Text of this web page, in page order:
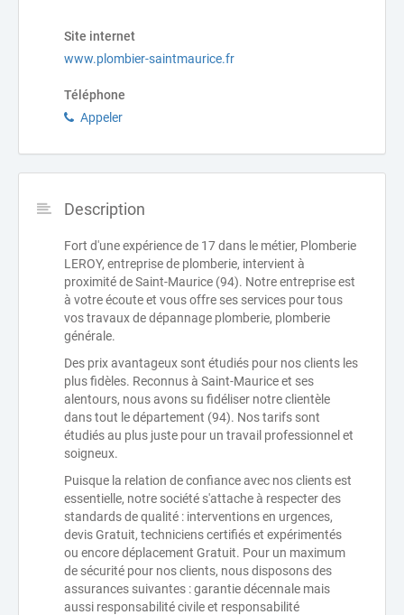
Site internet
www.plombier-saintmaurice.fr
Téléphone
Appeler
Description
Fort d'une expérience de 17 dans le métier, Plomberie
LEROY, entreprise de plomberie, intervient à
proximité de Saint-Maurice (94). Notre entreprise est
à votre écoute et vous offre ses services pour tous
vos travaux de dépannage plomberie, plomberie
générale.
Des prix avantageux sont étudiés pour nos clients les
plus fidèles. Reconnus à Saint-Maurice et ses
alentours, nous avons su fidéliser notre clientèle
dans tout le département (94). Nos tarifs sont
étudiés au plus juste pour un travail professionnel et
soigneux.
Puisque la relation de confiance avec nos clients est
essentielle, notre société s'attache à respecter des
standards de qualité : interventions en urgences,
devis Gratuit, techniciens certifiés et expérimentés
ou encore déplacement Gratuit. Pour un maximum
de sécurité pour nos clients, nous disposons des
assurances suivantes : garantie décennale mais
aussi responsabilité civile et responsabilité